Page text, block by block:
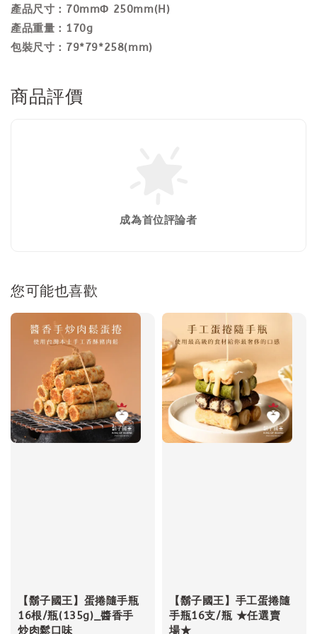
產品尺寸：70mmΦ 250mm(H)
產品重量：170g
包裝尺寸：79*79*258(mm)
商品評價
成為首位評論者
您可能也喜歡
【鬍子國王】蛋捲隨手瓶
16根/瓶(135g)_醬香手
炒肉鬆口味
【鬍子國王】手工蛋捲隨
手瓶16支/瓶 ★任選賣
場★